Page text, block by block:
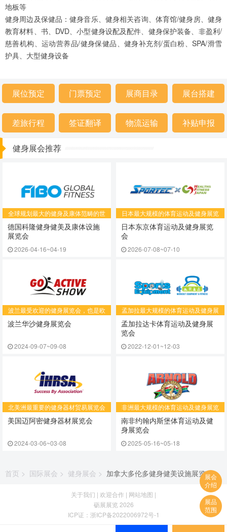
地板等
健身周边及保健品：健身音乐、健身相关咨询、体育馆/健身房、健身
教育材料、书、DVD、小型健身设配及配件、健身保护装备、非盈利/
慈善机构、运动营养品/健身保健品、健身补充剂/蛋白粉、SPA/滑雪
护具、大型健身设备
展位预定 门票预定 展商目录 展台搭建
差旅行程 签证翻译 物流运输 补贴申报
健身展会推荐
全球规划最大的健身及康体范畴的世
界贸易盛会
德国科隆健身健美及康体设施
展览会
2026-04-16~04-19
​日本最大规模的体育运动及健身展览
会
日本东京体育运动及健身展览
会
2026-07-08~07-10
波兰最受欢迎的健身展览会，也是欧
洲同类型展会中规模第四大的展会
波兰华沙健身展览会
2024-09-07~09-08
​孟加拉最大规模的体育运动及健身展
览会
孟加拉达卡体育运动及健身展
览会
2022-12-01~12-03
北美洲最重要的健身器材贸易展览会
美国迈阿密健身器材展览会
2024-03-06~03-08
​非洲最大规模的体育运动及健身展览
会
南非约翰内斯堡体育运动及健
身展览会
2025-05-16~05-18
首页 > 国际展会 > 健身展会 > 加拿大多伦多健身健美设施展览会
展会
介绍
展品
范围
关于我们 | 欢迎合作 | 网站地图 |
砺展展览 2026
ICP证： 浙ICP备2022006972号-1